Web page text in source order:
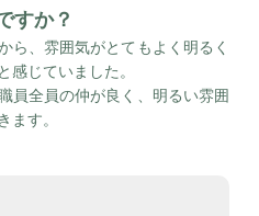
すか？
ら、雰囲気がとてもよく明るく
感じていました。
員全員の仲が良く、明るい雰囲
ます。